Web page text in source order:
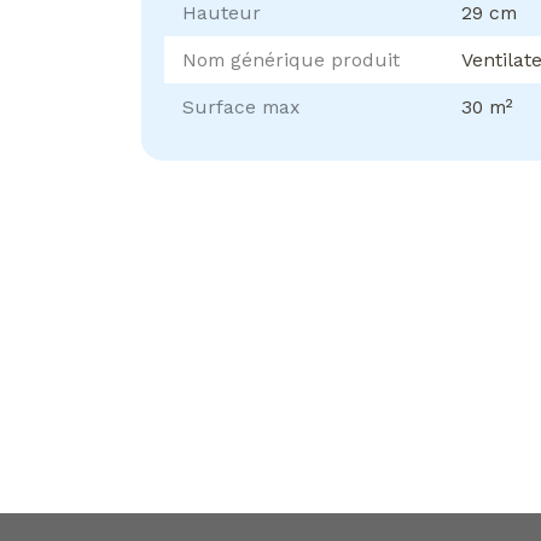
Hauteur 29 cm
Nom générique produit
Surface max 30 m²